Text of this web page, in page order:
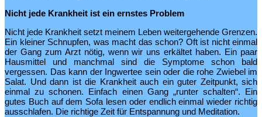
Nicht jede Krankheit ist ein ernstes Problem
Nicht jede Krankheit setzt meinem Leben weitergehende Grenzen.
Ein kleiner Schnupfen, was macht das schon? Oft ist nicht einmal
der Gang zum Arzt nötig, wenn wir uns erkältet haben. Ein paar
Hausmittel und manchmal sind die Symptome schon bald
vergessen. Das kann der Ingwertee sein oder die rohe Zwiebel im
Salat. Und dann ist die Krankheit auch ein guter Zeitpunkt, sich
einmal zu schonen. Einfach einen Gang „runter schalten“. Ein
gutes Buch auf dem Sofa lesen oder endlich einmal wieder richtig
ausschlafen. Die richtige Zeit für Entspannung und Meditation.